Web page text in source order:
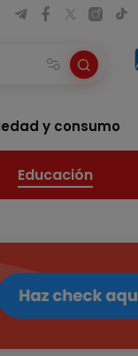
y consumo
Educación